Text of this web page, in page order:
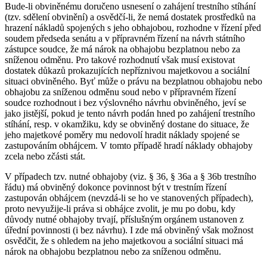
Bude-li obviněnému doručeno usnesení o zahájení trestního stíhání
(tzv. sdělení obvinění) a osvědčí-li, že nemá dostatek prostředků na
hrazení nákladů spojených s jeho obhajobou, rozhodne v řízení před
soudem předseda senátu a v přípravném řízení na návrh státního
zástupce soudce, že má nárok na obhajobu bezplatnou nebo za
sníženou odměnu. Pro takové rozhodnutí však musí existovat
dostatek důkazů prokazujících nepříznivou majetkovou a sociální
situaci obviněného. Byť může o právu na bezplatnou obhajobu nebo
obhajobu za sníženou odměnu soud nebo v přípravném řízení
soudce rozhodnout i bez výslovného návrhu obviněného, jeví se
jako jistější, pokud je tento návrh podán hned po zahájení trestního
stíhání, resp. v okamžiku, kdy se obviněný dostane do situace, že
jeho majetkové poměry mu nedovolí hradit náklady spojené se
zastupováním obhájcem. V tomto případě hradí náklady obhajoby
zcela nebo zčásti stát.
V případech tzv. nutné obhajoby (viz. § 36, § 36a a § 36b trestního
řádu) má obviněný dokonce povinnost být v trestním řízení
zastupován obhájcem (nevzdá-li se ho ve stanovených případech),
proto nevyužije-li práva si obhájce zvolit, je mu po dobu, kdy
důvody nutné obhajoby trvají, příslušným orgánem ustanoven z
úřední povinnosti (i bez návrhu). I zde má obviněný však možnost
osvědčit, že s ohledem na jeho majetkovou a sociální situaci má
nárok na obhajobu bezplatnou nebo za sníženou odměnu.